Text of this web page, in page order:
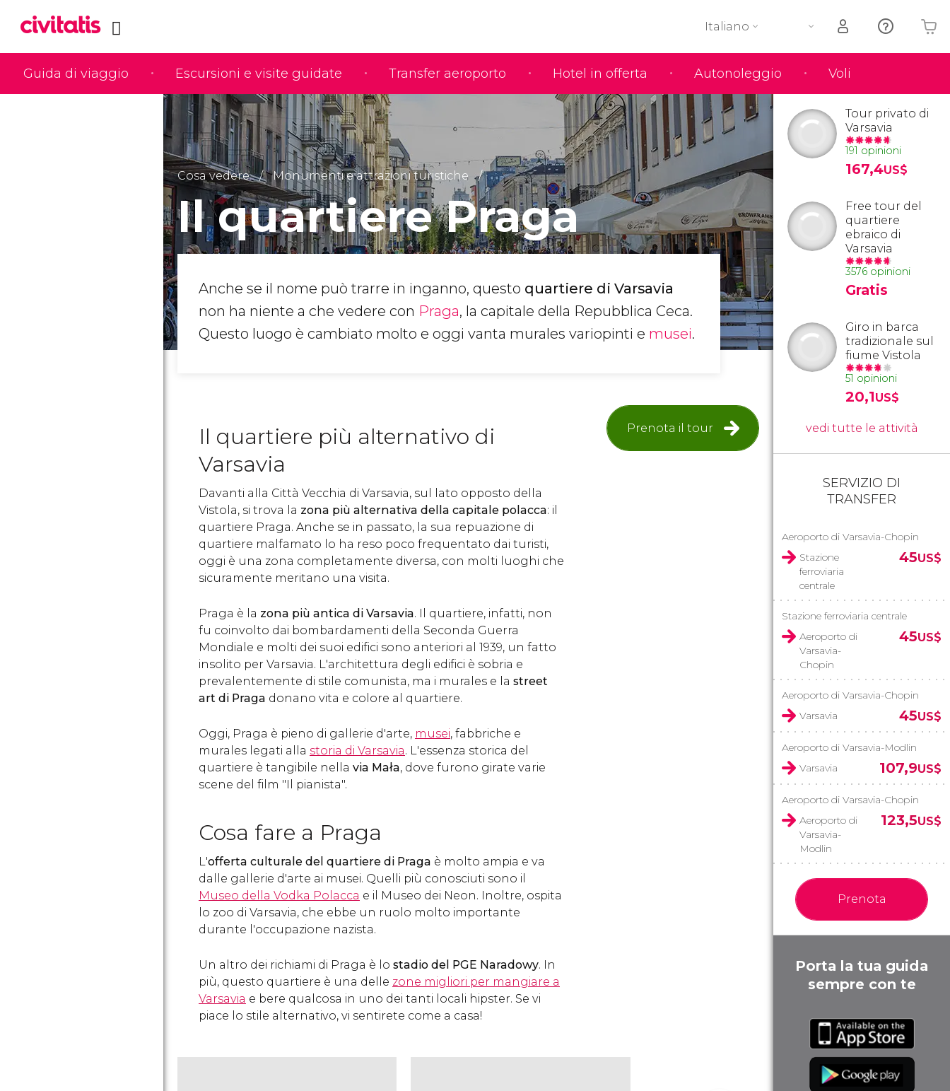
Guida di viaggio Escursioni e visite guidate Transfer aeroporto Hotel in offerta Autonoleggio Voli
Italiano
Il tuo carrello è vuoto
Cosa vedere Monumenti e attrazioni turistiche
Il quartiere Praga
Anche se il nome può trarre in inganno, questo quartiere di Varsavia
non ha niente a che vedere con Praga, la capitale della Repubblica Ceca.
Questo luogo è cambiato molto e oggi vanta murales variopinti e musei.
Prenota il tour
Il quartiere più alternativo di
Varsavia
Davanti alla Città Vecchia di Varsavia, sul lato opposto della
Vistola, si trova la zona più alternativa della capitale polacca: il
quartiere Praga. Anche se in passato, la sua repuazione di
quartiere malfamato lo ha reso poco frequentato dai turisti,
oggi è una zona completamente diversa, con molti luoghi che
sicuramente meritano una visita.
Praga è la zona più antica di Varsavia. Il quartiere, infatti, non
fu coinvolto dai bombardamenti della Seconda Guerra
Mondiale e molti dei suoi edifici sono anteriori al 1939, un fatto
insolito per Varsavia. L'architettura degli edifici è sobria e
prevalentemente di stile comunista, ma i murales e la street
art di Praga donano vita e colore al quartiere.
Oggi, Praga è pieno di gallerie d'arte, musei, fabbriche e
murales legati alla storia di Varsavia. L'essenza storica del
quartiere è tangibile nella via Mała, dove furono girate varie
scene del film "Il pianista".
Cosa fare a Praga
L'offerta culturale del quartiere di Praga è molto ampia e va
dalle gallerie d'arte ai musei. Quelli più conosciuti sono il
Museo della Vodka Polacca e il Museo dei Neon. Inoltre, ospita
lo zoo di Varsavia, che ebbe un ruolo molto importante
durante l'occupazione nazista.
Un altro dei richiami di Praga è lo stadio del PGE Naradowy. In
più, questo quartiere è una delle zone migliori per mangiare a
Varsavia e bere qualcosa in uno dei tanti locali hipster. Se vi
piace lo stile alternativo, vi sentirete come a casa!
Tour privato di
Varsavia
191 opinioni
167,4US$
Free tour del
quartiere
ebraico di
Varsavia
3576 opinioni
Gratis
Giro in barca
tradizionale sul
fiume Vistola
51 opinioni
20,1US$
vedi tutte le attività
SERVIZIO DI
TRANSFER
Aeroporto di Varsavia-Chopin
Stazione
ferroviaria
centrale
45US$
Stazione ferroviaria centrale
Aeroporto di
Varsavia-
Chopin
45US$
Aeroporto di Varsavia-Chopin
Varsavia
45US$
Aeroporto di Varsavia-Modlin
Varsavia
107,9US$
Aeroporto di Varsavia-Chopin
Aeroporto di
Varsavia-
Modlin
123,5US$
Prenota
Porta la tua guida
sempre con te